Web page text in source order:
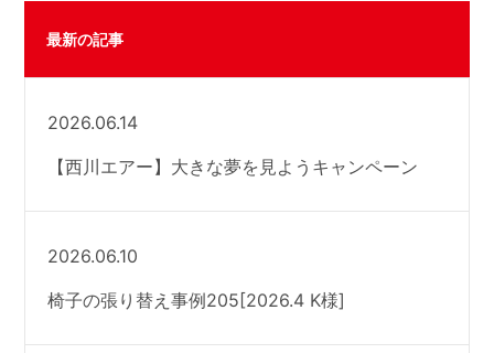
最新の記事
2026.06.14
【西川エアー】大きな夢を見ようキャンペーン
2026.06.10
椅子の張り替え事例205[2026.4 K様]